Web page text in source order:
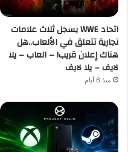
اتحاد WWE يسجل ثلاث علامات
تجارية تتعلق في الألعاب..هل
هناك إعلان قريب! – العاب – يلا
لايف – يلا لايف
منذ 6 أيام